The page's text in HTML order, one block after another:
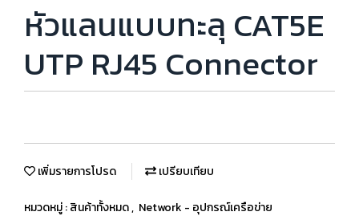
หัวแลนแบบทะลุ CAT5E
UTP RJ45 Connector
เพิ่มรายการโปรด เปรียบเทียบ
หมวดหมู่ :สินค้าทั้งหมด, Network - อุปกรณ์เครือข่าย